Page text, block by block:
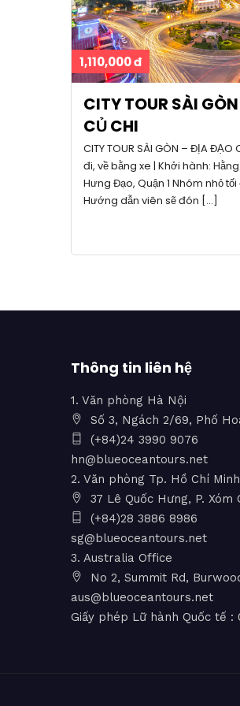
1,110,000 đ
CITY TOUR SÀI
CỦ CHI
CITY TOUR SÀI GÒN – ĐỊA ĐẠO
đi, về bằng xe | Khởi hành:
Hưng Đạo, Quận 1 Nhóm nhỏ
Hướng dẫn viên sẽ đón […]
Thông tin liên hệ
1. Văn phòng Hà Nội
Số 3, Ngách 2/69, Phố
(+84)24 3990 9076
hn@blueoceantours.net
2. Văn phòng Tp. Hồ Chí Minh
37 Lê Quốc Hưng, P. Xóm
(+84)28 3886 8986
sg@blueoceantours.net
3. Australia Office
No 2, Summit Rd,
aus@blueoceantours.net
Giấy phép Lữ hành Quốc tế :